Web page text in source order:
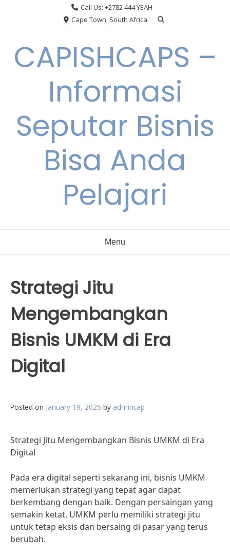
Call Us: +2782 444 YEAH
Cape Town, South Africa
CAPISHCAPS –
Informasi
Seputar Bisnis
Bisa Anda
Pelajari
Menu
Strategi Jitu
Mengembangkan
Bisnis UMKM di Era
Digital
Posted on January 19, 2025 by admincap
Strategi Jitu Mengembangkan Bisnis UMKM di Era
Digital
Pada era digital seperti sekarang ini, bisnis UMKM
memerlukan strategi yang tepat agar dapat
berkembang dengan baik. Dengan persaingan yang
semakin ketat, UMKM perlu memiliki strategi jitu
untuk tetap eksis dan bersaing di pasar yang terus
berubah.